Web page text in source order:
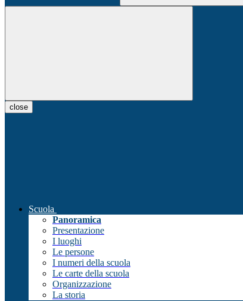
close
Scuola
Panoramica
Presentazione
I luoghi
Le persone
I numeri della scuola
Le carte della scuola
Organizzazione
La storia